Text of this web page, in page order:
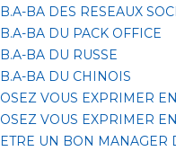
B.A-BA DES RESEAUX
B.A-BA DU PACK OFFICE
B.A-BA DU RUSSE
B.A-BA DU CHINOIS
OSEZ VOUS EXPRIMER
OSEZ VOUS EXPRIMER
ETRE UN BON MANAGER